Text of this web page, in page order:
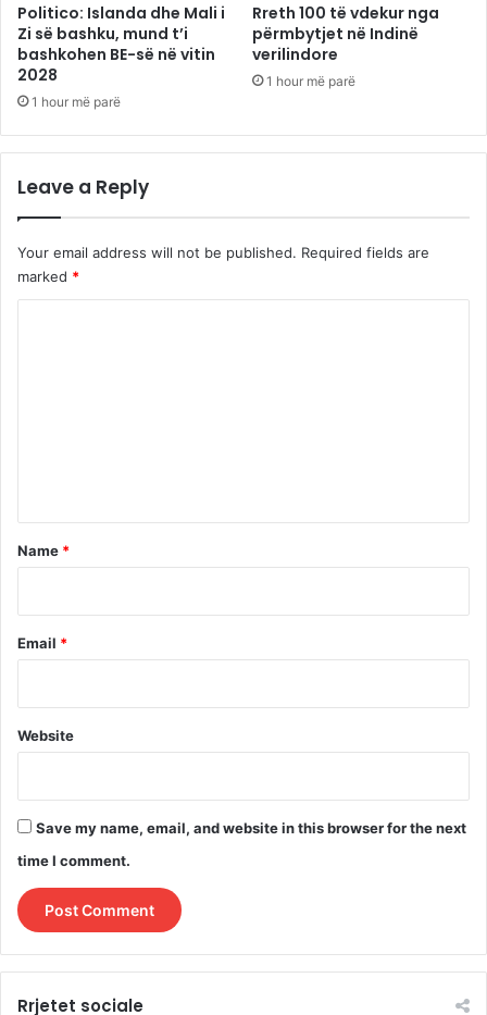
Politico: Islanda dhe Mali i
Zi së bashku, mund t’i
bashkohen BE-së në vitin
2028
1 hour më parë
Rreth 100 të vdekur nga
përmbytjet në Indinë
verilindore
1 hour më parë
Leave a Reply
Your email address will not be published. Required fields are
marked *
*
Name *
Email *
Website
Save my name, email, and website in this browser for the next
time I comment.
Rrjetet sociale